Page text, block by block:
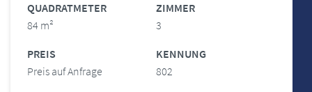
QUADRATMETER
84 m²
ZIMMER
3
PREIS
Preis auf Anfrage
KENNUNG
802